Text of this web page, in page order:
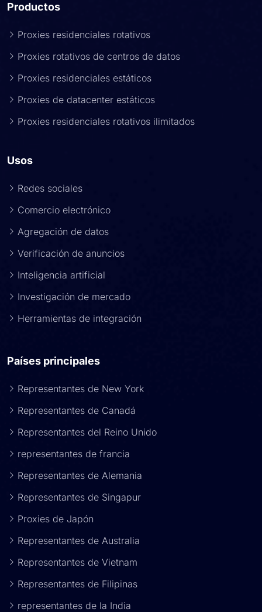
Productos
Proxies residenciales rotativos
Proxies rotativos de centros de datos
Proxies residenciales estáticos
Proxies de datacenter estáticos
Proxies residenciales rotativos ilimitados
Usos
Redes sociales
Comercio electrónico
Agregación de datos
Verificación de anuncios
Inteligencia artificial
Investigación de mercado
Herramientas de integración
Países principales
Representantes de New York
Representantes de Canadá
Representantes del Reino Unido
representantes de francia
Representantes de Alemania
Representantes de Singapur
Proxies de Japón
Representantes de Australia
Representantes de Vietnam
Representantes de Filipinas
representantes de la India